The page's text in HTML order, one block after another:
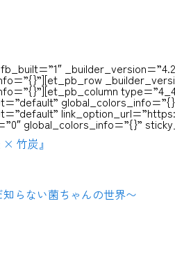
global_colors_info=”{}”
× 竹炭』
らない菌ちゃんの世界〜